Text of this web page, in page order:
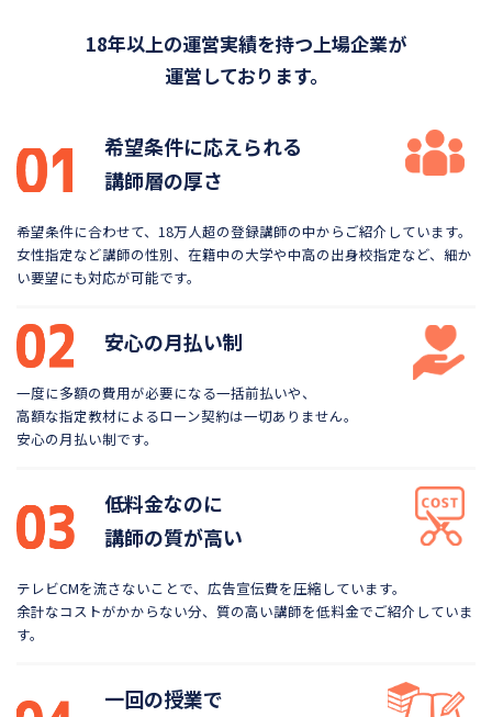
18年以上の運営実績を持つ上場企業が
運営しております。
希望条件に応えられる
講師層の厚さ
希望条件に合わせて、18万人超の登録講師の中から ご紹介しています。
女性指定など講師の性別、在籍中の大学や中高の出身校指定など、細か
い要望にも対応が可能です。
安心の月払い制
一度に多額の費用が必要になる一括前払いや、
高額な指定教材によるローン契約は一切ありません。
安心の月払い制です。
低料金なのに
講師の質が高い
テレビCMを流さないことで、広告宣伝費を圧縮しています。
余計なコストがかからない分、質の高い講師を低料金でご紹介していま
す。
一回の授業で